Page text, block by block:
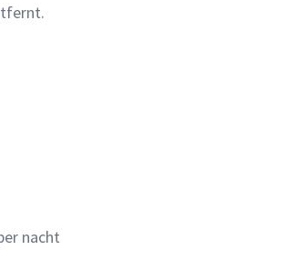
nacht